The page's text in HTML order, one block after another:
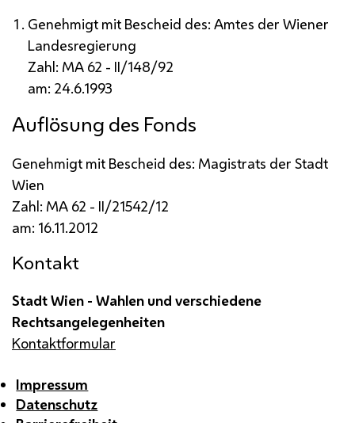
Genehmigt mit Bescheid des: Amtes der Wiener
Landesregierung
Zahl: MA 62 - II/148/92
am: 24.6.1993
Auflösung des Fonds
Genehmigt mit Bescheid des: Magistrats der Stadt
Wien
Zahl: MA 62 - II/21542/12
am: 16.11.2012
Kontakt
Stadt Wien - Wahlen und verschiedene
Rechtsangelegenheiten
Kontaktformular
Impressum
Datenschutz